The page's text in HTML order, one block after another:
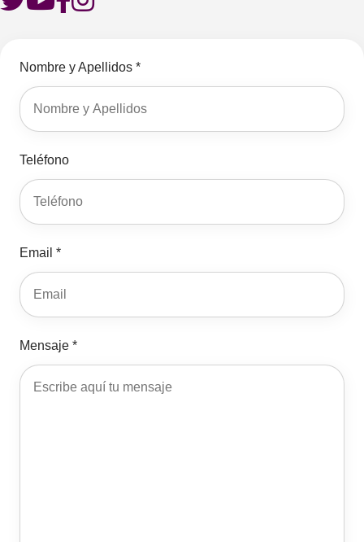
Nombre y Apellidos *
Teléfono
Email *
Mensaje *